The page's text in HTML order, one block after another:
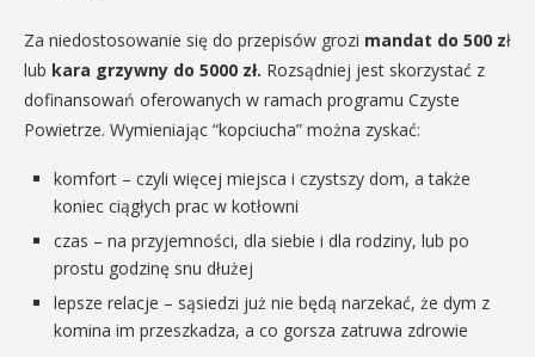
Za niedostosowanie się do przepisów grozi mandat do 500 zł
lub kara grzywny do 5000 zł. Rozsądniej jest skorzystać z
dofinansowań oferowanych w ramach programu Czyste
Powietrze. Wymieniając “kopciucha” można zyskać:
komfort – czyli więcej miejsca i czystszy dom, a także
koniec ciągłych prac w kotłowni
czas – na przyjemności, dla siebie i dla rodziny, lub po
prostu godzinę snu dłużej
lepsze relacje – sąsiedzi już nie będą narzekać, że dym z
komina im przeszkadza, a co gorsza zatruwa zdrowie